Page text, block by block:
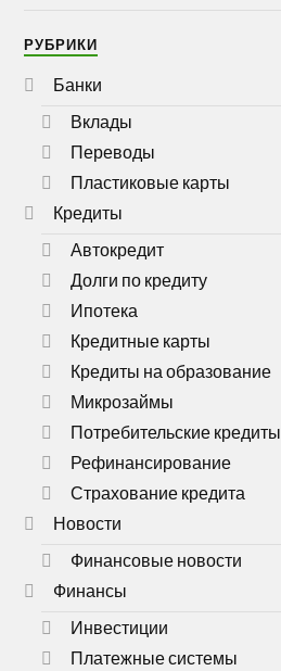
РУБРИКИ
Банки
Вклады
Переводы
Пластиковые карты
Кредиты
Автокредит
Долги по кредиту
Ипотека
Кредитные карты
Кредиты на образование
Микрозаймы
Потребительские кредиты
Рефинансирование
Страхование кредита
Новости
Финансовые новости
Финансы
Инвестиции
Платежные системы